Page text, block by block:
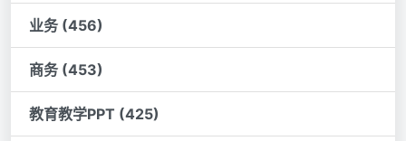
业务 (456)
商务 (453)
教育教学PPT (425)